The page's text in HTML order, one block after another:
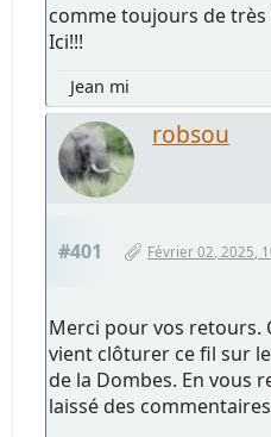
comme toujours de
Ici!!!
Jean mi
robsou
#401 Février 02, 2025,
Merci pour vos retours.
vient clôturer ce fil sur
de la Dombes. En vous
laissé des